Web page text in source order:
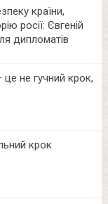
країни,
росії: Євгеній
дипломатів
це не гучний крок,
крок